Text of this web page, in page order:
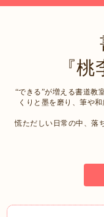
『
“できる”が増える書道教
くりと墨を磨り、筆や
慌ただしい日常の中、落